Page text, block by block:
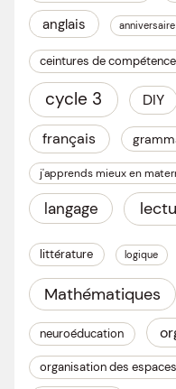
anglais anniversaire
ceintures de
cycle 3 DIY
français
j'apprends mieux en
langage
littérature logique
Mathématiques
neuroéducation
organisation des espaces